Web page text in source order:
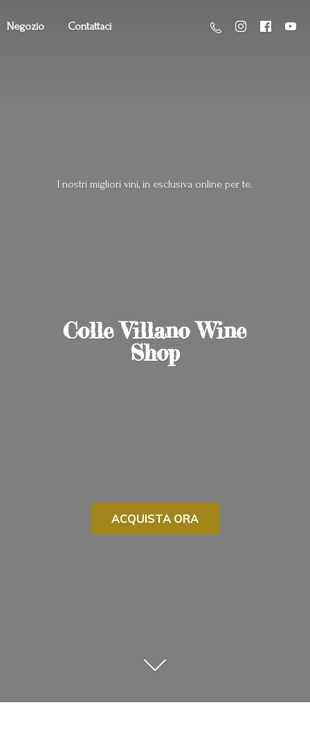
Negozio Contattaci
Colle VillanoWine
Shop
I nostri migliori vini, in esclusiva online per te.
ACQUISTA ORA